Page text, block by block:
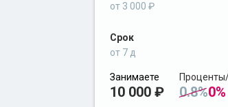
от 3 000 ₽
Срок
от 7 д
Занимаете
10 000 ₽ 0.8%0%